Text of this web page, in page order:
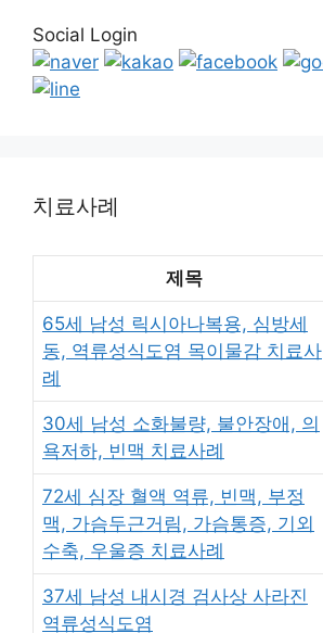
Social Login
치료사례
제목
65세 남성 릭시아나복용, 심방세
동, 역류성식도염 목이물감 치료사
례
30세 남성 소화불량, 불안장애, 의
욕저하, 빈맥 치료사례
72세 심장 혈액 역류, 빈맥, 부정
맥, 가슴두근거림, 가슴통증, 기외
수축, 우울증 치료사례
37세 남성 내시경 검사상 사라진
역류성식도염